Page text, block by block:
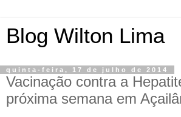
Blog Wilton Lima
quinta-feira, 17 de julho de 2014
Vacinação contra a
próxima semana em